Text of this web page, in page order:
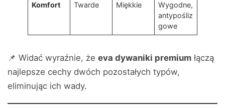
Komfort Twarde Miękkie
Wygodne,
antypośliz
gowe
📌 Widać wyraźnie, że eva dywaniki premium łączą
najlepsze cechy dwóch pozostałych typów,
eliminując ich wady.